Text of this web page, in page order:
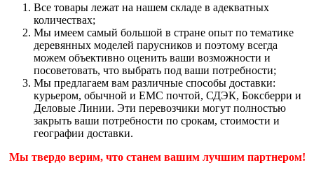
Все товары лежат на нашем складе в адекватных
количествах;
Мы имеем самый большой в стране опыт по тематике
деревянных моделей парусников и поэтому всегда
можем объективно оценить ваши возможности и
посоветовать, что выбрать под ваши потребности;
Мы предлагаем вам различные способы доставки:
курьером, обычной и ЕМС почтой, СДЭК, Боксберри и
Деловые Линии. Эти перевозчики могут полностью
закрыть ваши потребности по срокам, стоимости и
географии доставки.
Мы твердо верим, что станем вашим лучшим партнером!